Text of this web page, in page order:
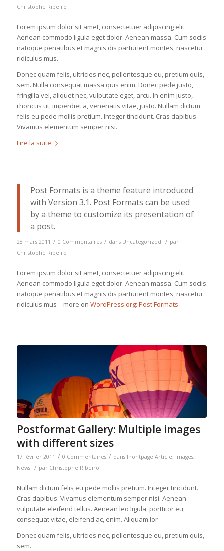
Christophe Ribeiro
Lorem ipsum dolor sit amet, consectetuer adipiscing elit.
Aenean commodo ligula eget dolor. Aenean massa. Cum sociis
natoque penatibus et magnis dis parturient montes, nascetur
ridiculus mus.
Donec quam felis, ultricies nec, pellentesque eu, pretium quis,
sem. Nulla consequat massa quis enim. Donec pede justo,
fringilla vel, aliquet nec, vulputate eget, arcu. In enim justo,
rhoncus ut, imperdiet a, venenatis vitae, justo. Nullam dictum
felis eu pede mollis pretium. Integer tincidunt. Cras dapibus.
Vivamus elementum semper nisi.
Lire la suite
Post Formats is a theme feature introduced
with Version 3.1. Post Formats can be used
by a theme to customize its presentation of
a post.
28 mars 2011 / 0 Commentaires / dans Uncategorized / par
Christophe Ribeiro
Lorem ipsum dolor sit amet, consectetuer adipiscing elit.
Aenean commodo ligula eget dolor. Aenean massa. Cum sociis
natoque penatibus et magnis dis parturient montes, nascetur
ridiculus mus – more on WordPress.org: Post Formats
Postformat Gallery: Multiple images
with different sizes
17 février 2011 / 0 Commentaires / dans Frontpage Article, Images,
News
/ par Christophe Ribeiro
Nullam dictum felis eu pede mollis pretium. Integer tincidunt.
Cras dapibus. Vivamus elementum semper nisi. Aenean
vulputate eleifend tellus. Aenean leo ligula, porttitor eu,
consequat vitae, eleifend ac, enim. Aliquam lor
Donec quam felis, ultricies nec, pellentesque eu, pretium quis,
sem.